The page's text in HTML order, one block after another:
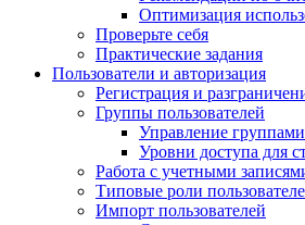
Оптимизация
Проверьте себя
Практические задания
Пользователи и авторизация
Регистрация и
Группы пользователей
Управление группами
Уровни доступа для
Работа с учетными
Типовые роли
Импорт пользователей